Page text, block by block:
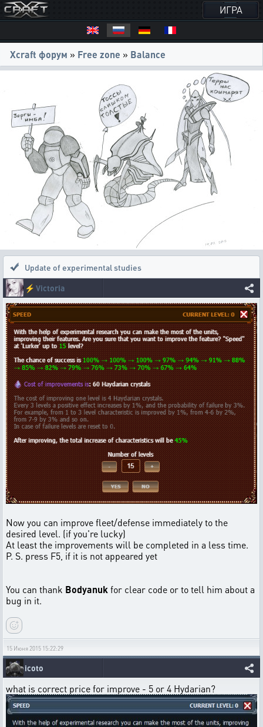
ИГРА
Xcraft форум » Free zone » Balance
Update of experimental studies
⚡ Victoria
Now you can improve fleet/defense immediately to the
desired level. (if you're lucky)
At least the improvements will be completed in a less time.
P. S. press F5, if it is not appeared yet
You can thank Bodyanukfor clear code or to tell him about a
bug in it.
15 Июня 2015 15:22:29
icoto
what is correct price for improve - 5 or 4 Hydarian?